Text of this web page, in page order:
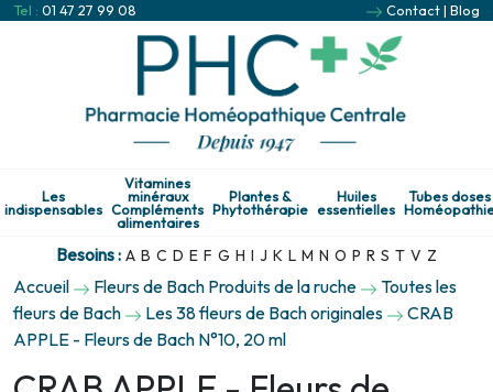
Tel : 01 47 27 99 08 Contact| Blog
Les
indispensables
Vitamines
minéraux
Compléments
alimentaires
Plantes &
Phytothérapie
Huiles
essentielles
Tubes doses
Besoins : A B C D E F G H I J K L M N O P R S T V Z
Accueil Fleurs de Bach Produits de la ruche
Toutes les
fleurs de Bach
Les 38 fleurs de Bach originales
CRAB
APPLE - Fleurs de Bach N°10, 20 ml